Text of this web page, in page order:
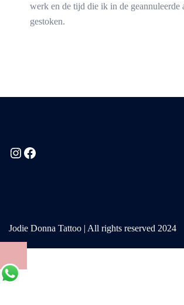
werk en de tijd die ik in de geannuleerde
gestoken.
Instagram
Facebook
Jodie Donna Tattoo | All rights reserved 2024